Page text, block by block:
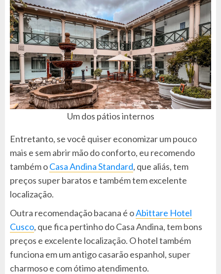
Um dos pátios internos
Entretanto, se você quiser economizar um pouco
mais e sem abrir mão do conforto, eu recomendo
também oCasa Andina Standard, que aliás, tem
preços super baratos e também tem excelente
localização.
Outra recomendação bacana é oAbittare Hotel
Cusco, que fica pertinho do Casa Andina, tem bons
preços e excelente localização. O hotel também
funciona em um antigo casarão espanhol, super
charmoso e com ótimo atendimento.